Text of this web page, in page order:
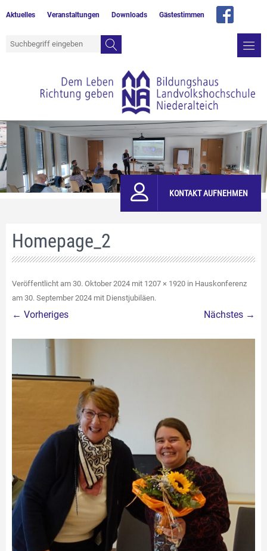
Aktuelles Veranstaltungen Downloads Gästestimmen
KONTAKT AUFNEHMEN
Homepage_2
Veröffentlicht am 30. Oktober 2024 mit 1207 × 1920 in Hauskonferenz
am 30. September 2024 mit Dienstjubiläen.
← Vorheriges Nächstes →